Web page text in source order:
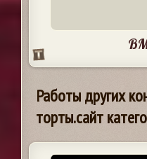
Работы других
торты.сайт